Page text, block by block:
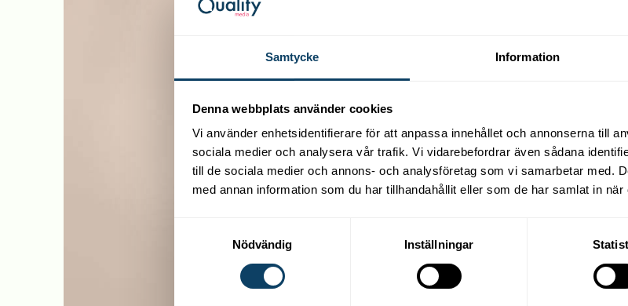
Samtycke Information
Denna webbplats använder cookies
Vi använder enhetsidentifierare för att anpassa innehållet och annonserna till
sociala medier och analysera vår trafik. Vi vidarebefordrar även sådana
till de sociala medier och annons- och analysföretag som vi samarbetar med.
med annan information som du har tillhandahållit eller som de har samlat in
Nödvändig
Inställningar